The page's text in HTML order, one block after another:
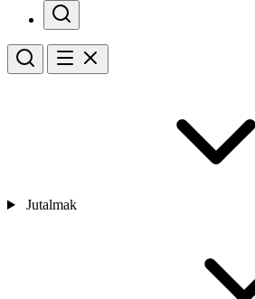
Jutalmak